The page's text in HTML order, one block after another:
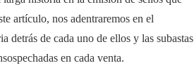
artículo, nos adentraremos en el
detrás de cada uno de ellos y las subastas
en cada venta.